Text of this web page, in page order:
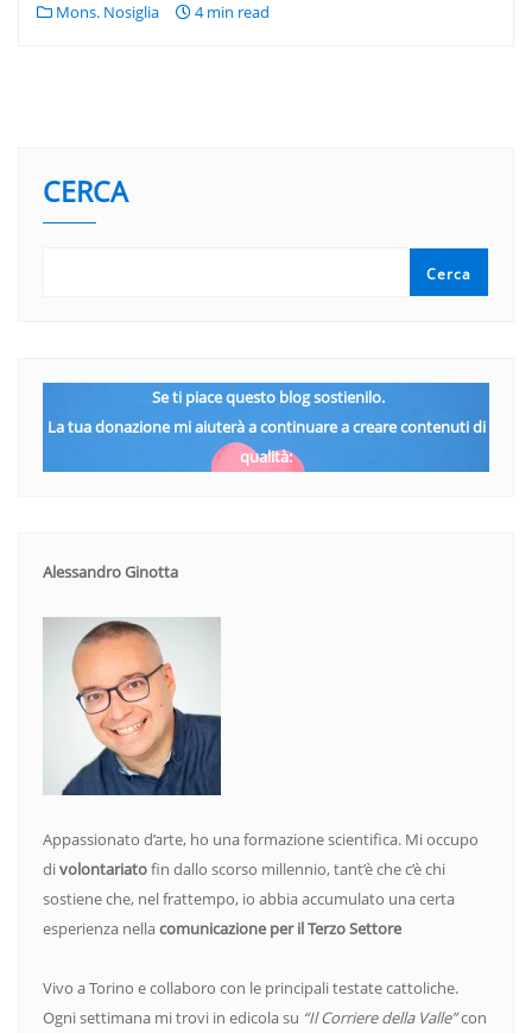
Mons. Nosiglia 4 min read
CERCA
Cerca
Se ti piace questo blog sostienilo.
La tua donazione mi aiuterà a continuare a creare contenuti di
qualità:
Alessandro Ginotta
Appassionato d’arte, ho una formazione scientifica. Mi occupo
divolontariatofin dallo scorso millennio, tant’è che c’è chi
sostiene che, nel frattempo, io abbia accumulato una certa
esperienza nellacomunicazione per il Terzo Settore
Vivo a Torino e collaboro con le principali testate cattoliche.
Ogni settimana mi trovi in edicola su “Il Corriere della Valle”con